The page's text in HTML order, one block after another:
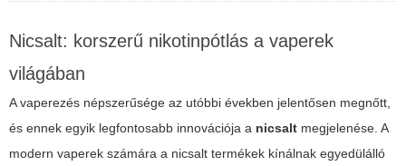
Nicsalt: korszerű nikotinpótlás a vaperek
világában
A vaperezés népszerűsége az utóbbi években jelentősen megnőtt,
és ennek egyik legfontosabb innovációja a nicsalt megjelenése. A
modern vaperek számára a nicsalt termékek kínálnak egyedülálló